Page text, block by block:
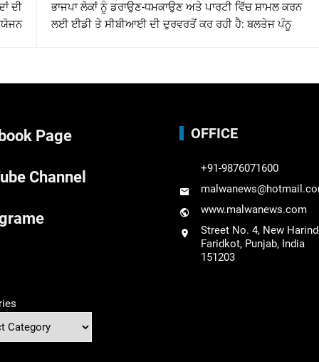
ਦੀ
ਭਾਜਪਾ ਲੋਕਾਂ ਨੂੰ ਡਰਾਉਣ-ਧਮਕਾਉਣ ਅਤੇ ਪਾਰਟੀ ਵਿੱਚ ਸ਼ਾਮਲ ਕਰਨ
ਲਈ ਈਡੀ ਤੇ ਸੀਬੀਆਈ ਦੀ ਦੁਰਵਰਤੋਂ ਕਰ ਰਹੀ ਹੈ: ਬਲਤੇਜ ਪੰਨੂ
Page
Channel
OFFICE
+91-9876071600
www.malwanews.com
Street No. 4, New
Faridkot, Punjab, India
151203